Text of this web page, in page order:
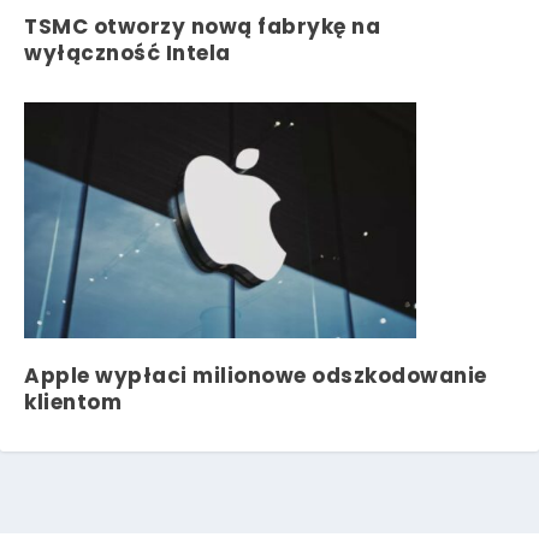
TSMC otworzy nową fabrykę na
wyłączność Intela
Apple wypłaci milionowe odszkodowanie
klientom